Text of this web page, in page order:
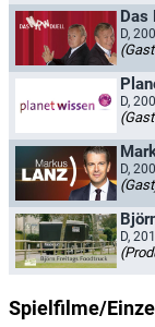
Das
D,
D,
D,
D,
Spielfilme/